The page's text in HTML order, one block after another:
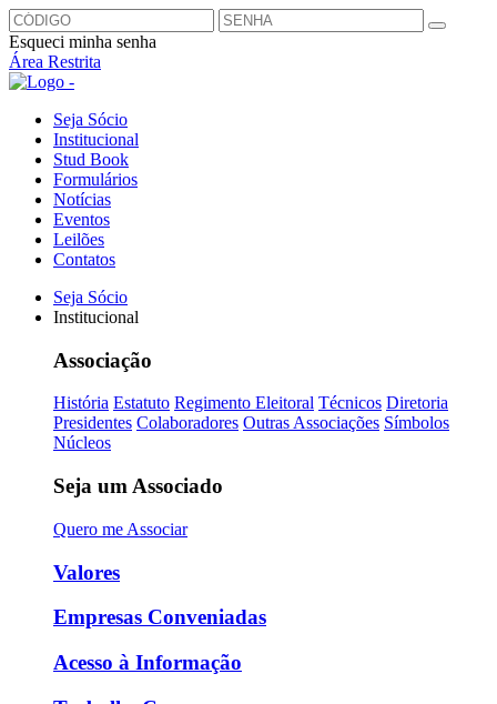
Esqueci minha senha
Área Restrita
Seja Sócio
Institucional
Stud Book
Formulários
Notícias
Eventos
Leilões
Contatos
Seja Sócio
Institucional
Associação
História Estatuto Regimento Eleitoral Técnicos Diretoria
Presidentes Colaboradores Outras Associações Símbolos
Núcleos
Seja um Associado
Quero me Associar
Valores
Empresas Conveniadas
Acesso à Informação